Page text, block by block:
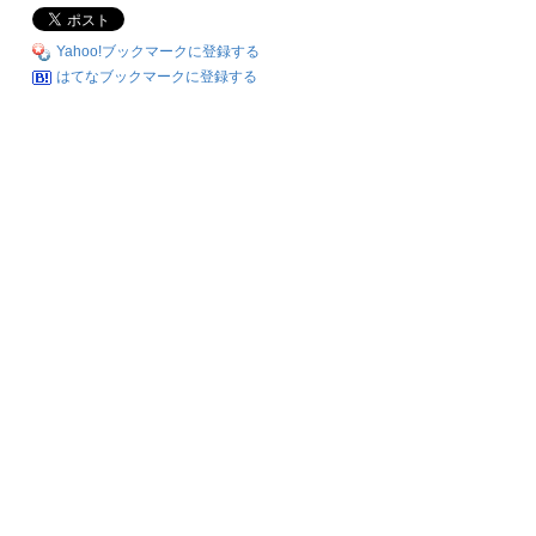
Yahoo!ブックマークに登録する
はてなブックマークに登録する